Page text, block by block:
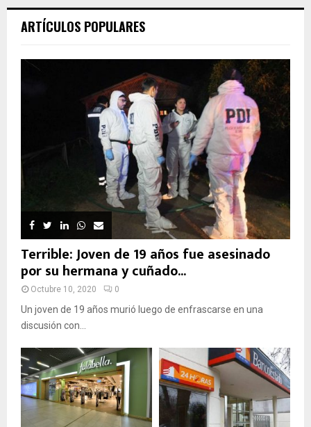
ARTÍCULOS POPULARES
Terrible: Joven de 19 años fue asesinado
por su hermana y cuñado...
Octubre 10, 2020 0
Un joven de 19 años murió luego de enfrascarse en una
discusión con...